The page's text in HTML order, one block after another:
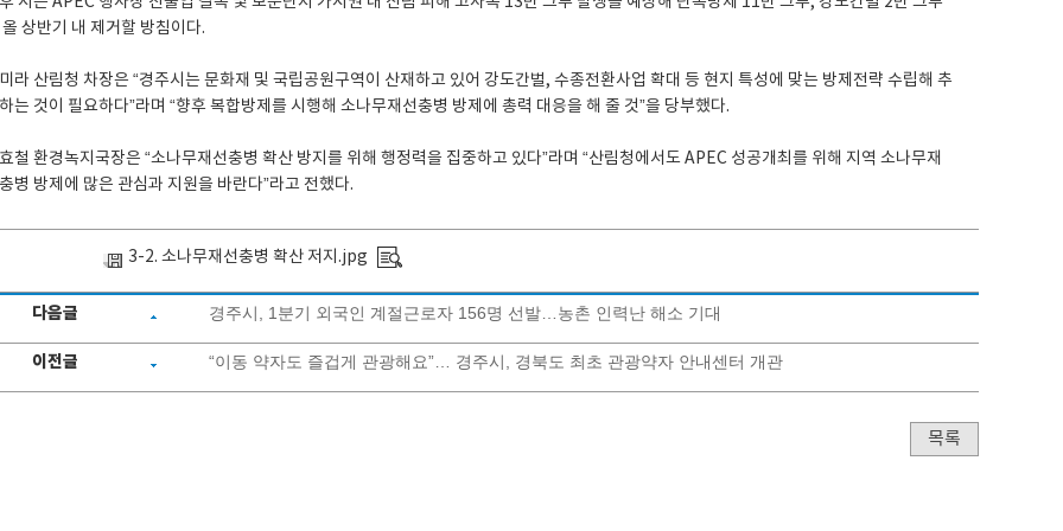
상반기 내 제거할 방침이다.
라 산림청 차장은 “경주시는 문화재 및 국립공원구역이 산재하고 있어 강도간벌, 수종전환사업 확대 등 현지 특성에 맞는 방제전략 수립해 추
는 것이 필요하다”라며 “향후 복합방제를 시행해 소나무재선충병 방제에 총력 대응을 해 줄 것”을 당부했다.
철 환경녹지국장은 “소나무재선충병 확산 방지를 위해 행정력을 집중하고 있다”라며 “산림청에서도 APEC 성공개최를 위해 지역 소나무재
병 방제에 많은 관심과 지원을 바란다”라고 전했다.
3-2. 소나무재선충병 확산 저지.jpg
다음글 경주시, 1분기 외국인 계절근로자 156명 선발…농촌 인력난 해소 기대
이전글 “이동 약자도 즐겁게 관광해요”… 경주시, 경북도 최초 관광약자 안내센터 개관
목록